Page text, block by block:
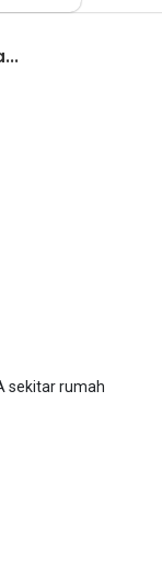
sekitar rumah